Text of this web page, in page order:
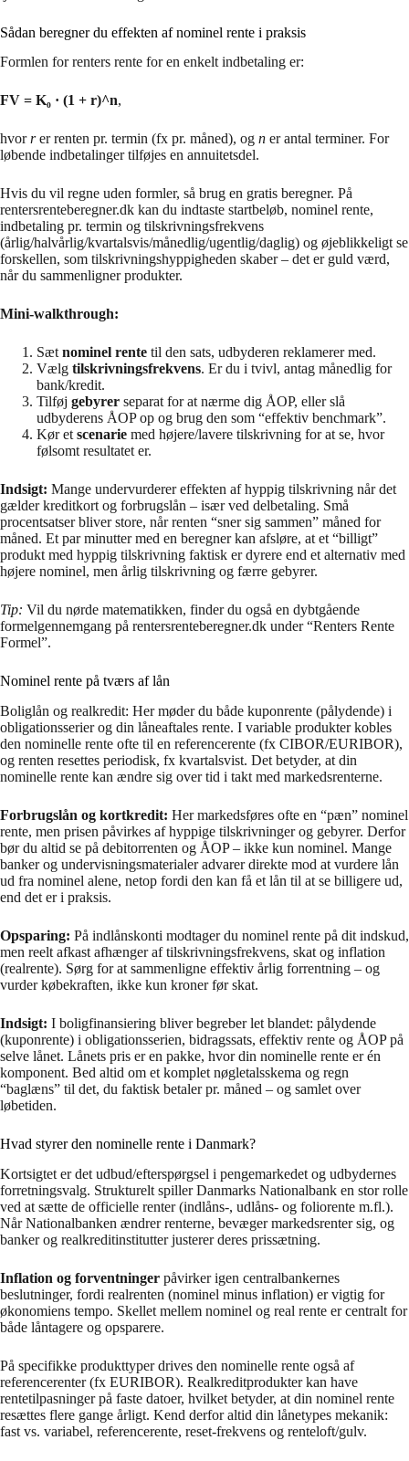
Sådan beregner du effekten af nominel rente i praksis
Formlen for renters rente for en enkelt indbetaling er:
FV = K₀ · (1 + r)^n,
hvorrer renten pr. termin (fx pr. måned), og n er antal terminer. For
løbende indbetalinger tilføjes en annuitetsdel.
Hvis du vil regne uden formler, så brug en gratis beregner. På
rentersrenteberegner.dk kan du indtaste startbeløb, nominel rente,
indbetaling pr. termin og tilskrivningsfrekvens
(årlig/halvårlig/kvartalsvis/månedlig/ugentlig/daglig) og øjeblikkeligt se
forskellen, som tilskrivningshyppigheden skaber – det er guld værd,
når du sammenligner produkter.
Mini-walkthrough:
Sætnominel rente til den sats, udbyderen reklamerer med.
Vælg tilskrivningsfrekvens. Er du i tvivl, antag månedlig for
bank/kredit.
Tilføj gebyrer separat for at nærme dig ÅOP, eller slå
udbyderens ÅOP op og brug den som “effektiv benchmark”.
Kør etscenarie med højere/lavere tilskrivning for at se, hvor
følsomt resultatet er.
Indsigt: Mange undervurderer effekten af hyppig tilskrivning når det
gælder kreditkort og forbrugslån – især ved delbetaling. Små
procentsatser bliver store, når renten “sner sig sammen” måned for
måned. Et par minutter med en beregner kan afsløre, at et “billigt”
produkt med hyppig tilskrivning faktisk er dyrere end et alternativ med
højere nominel, men årlig tilskrivning og færre gebyrer.
Tip: Vil du nørde matematikken, finder du også en dybtgående
formelgennemgang på rentersrenteberegner.dk under “Renters Rente
Formel”.
Nominel rente på tværs af lån
Boliglån og realkredit: Her møder du både kuponrente (pålydende) i
obligationsserier og din låneaftales rente. I variable produkter kobles
den nominelle rente ofte til en referencerente (fx CIBOR/EURIBOR),
og renten resettes periodisk, fx kvartalsvist. Det betyder, at din
nominelle rente kan ændre sig over tid i takt med markedsrenterne.
Forbrugslån og kortkredit: Her markedsføres ofte en “pæn” nominel
rente, men prisen påvirkes af hyppige tilskrivninger og gebyrer. Derfor
bør du altid se på debitorrenten og ÅOP – ikke kun nominel. Mange
banker og undervisningsmaterialer advarer direkte mod at vurdere lån
ud fra nominel alene, netop fordi den kan få et lån til at se billigere ud,
end det er i praksis.
Opsparing: På indlånskonti modtager du nominel rente på dit indskud,
men reelt afkast afhænger af tilskrivningsfrekvens, skat og inflation
(realrente). Sørg for at sammenligne effektiv årlig forrentning – og
vurder købekraften, ikke kun kroner før skat.
Indsigt: I boligfinansiering bliver begreber let blandet: pålydende
(kuponrente) i obligationsserien, bidragssats, effektiv rente og ÅOP på
selve lånet. Lånets pris er en pakke, hvor din nominelle rente er én
komponent. Bed altid om et komplet nøgletalsskema og regn
“baglæns” til det, du faktisk betaler pr. måned – og samlet over
løbetiden.
Hvad styrer den nominelle rente i Danmark?
Kortsigtet er det udbud/efterspørgsel i pengemarkedet og udbydernes
forretningsvalg. Strukturelt spiller Danmarks Nationalbank en stor rolle
ved at sætte de officielle renter (indlåns-, udlåns- og foliorente m.fl.).
Når Nationalbanken ændrer renterne, bevæger markedsrenter sig, og
banker og realkreditinstitutter justerer deres prissætning.
Inflation og forventninger påvirker igen centralbankernes
beslutninger, fordi realrenten (nominel minus inflation) er vigtig for
økonomiens tempo. Skellet mellem nominel og real rente er centralt for
både låntagere og opsparere.
På specifikke produkttyper drives den nominelle rente også af
referencerenter (fx EURIBOR). Realkreditprodukter kan have
rentetilpasninger på faste datoer, hvilket betyder, at din nominel rente
resættes flere gange årligt. Kend derfor altid din lånetypes mekanik:
fast vs. variabel, referencerente, reset-frekvens og renteloft/gulv.